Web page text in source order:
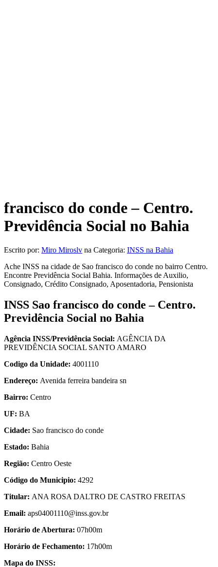
francisco do conde – Centro.
Previdência Social no Bahia
Escrito por: Miro Miroslv na Categoria: INSS na Bahia
Ache INSS na cidade de Sao francisco do conde no bairro Centro.
Encontre Previdência Social Bahia. Informações de Auxilio,
Consignado, Crédito Consignado, Aposentadoria, Pensionista
INSS Sao francisco do conde – Centro.
Previdência Social no Bahia
Agência INSS/Previdência Social: AGÊNCIA DA
PREVIDÊNCIA SOCIAL SANTO AMARO
Codigo da Unidade: 4001110
Endereço: Avenida ferreira bandeira sn
Bairro: Centro
UF: BA
Cidade: Sao francisco do conde
Estado: Bahia
Região: Centro Oeste
Código do Municipio: 4292
Titular: ANA ROSA DALTRO DE CASTRO FREITAS
Email: aps04001110@inss.gov.br
Horário de Abertura: 07h00m
Horário de Fechamento: 17h00m
Mapa do INSS: